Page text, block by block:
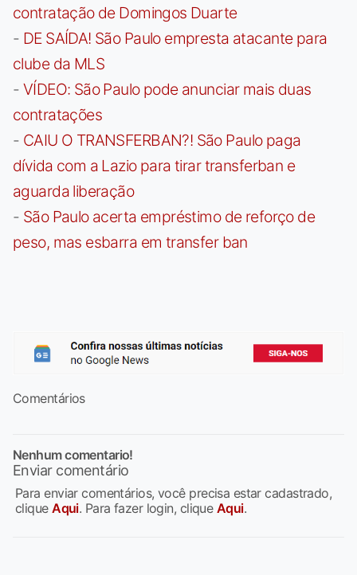
contratação de Domingos Duarte
- DE SAÍDA! São Paulo empresta atacante para
clube da MLS
- VÍDEO: São Paulo pode anunciar mais duas
contratações
- CAIU O TRANSFERBAN?! São Paulo paga
dívida com a Lazio para tirar transferban e
aguarda liberação
- São Paulo acerta empréstimo de reforço de
peso, mas esbarra em transfer ban
Comentários
Nenhum comentario!
Enviar comentário
Para enviar comentários, você precisa estar cadastrado,
cliqueAqui. Para fazer login, clique Aqui.